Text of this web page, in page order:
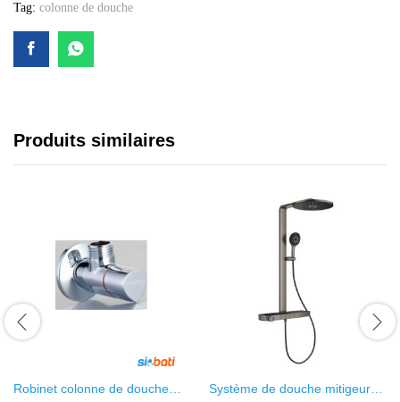
Tag: colonne de douche
Produits similaires
Robinet colonne de douche
Système de douche mitigeur